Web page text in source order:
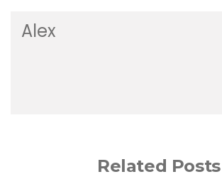
Alex
Related Posts